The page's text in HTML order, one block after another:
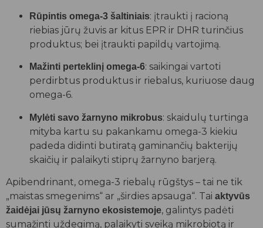
Rūpintis omega-3 šaltiniais: įtraukti į racioną
riebias jūrų žuvis ar kitus EPR ir DHR turinčius
produktus; bei įtraukti papildų vartojimą.
Mažinti perteklinį omega-6: saikingai vartoti
perdirbtus produktus ir riebalus, kuriuose daug
omega-6.
Mylėti savo žarnyno mikrobus: skaidulų turtinga
mityba kartu su pakankamu omega-3 kiekiu
padeda didinti butiratą gaminančių bakterijų
skaičių ir palaikyti stiprų žarnyno barjerą.
Apibendrinant, omega-3 riebalų rūgštys – tai ne tik
„maistas smegenims“ ar „širdies apsauga“. Tai aktyvūs
žaidėjai jūsų žarnyno ekosistemoje, galintys padėti
sumažinti uždegimą, palaikyti sveiką mikrobiotą ir